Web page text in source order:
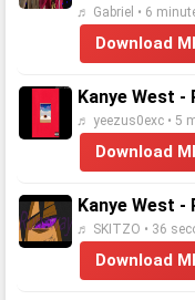
♬ Gabriel • 6
Download
Kanye West -
♬ yeezus0exc • 5
Download
Kanye West
♬ SKITZO • 36
Download